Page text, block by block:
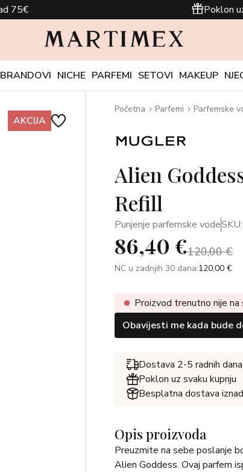
75€ Poklon
BRANDOVI NICHE PARFEMI SETOVI MAKEUP
AKCIJA
Početna Parfemi Parfemske
Alien
Refill
Punjenje parfemske vode
86,40 €120,00 €
NC u zadnjih 30 dana:120,00 €
Proizvod trenutno nije na
Obavijesti me kada bude
Dostava 2-5 radnih dana
Poklon uz svaku kupnju
Besplatna dostava
Opis proizvoda
Preuzmite na sebe poslanje
Alien Goddess. Ovaj parfem